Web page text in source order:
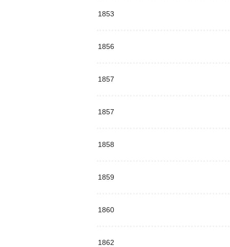
1853
1856
1857
1857
1858
1859
1860
1862